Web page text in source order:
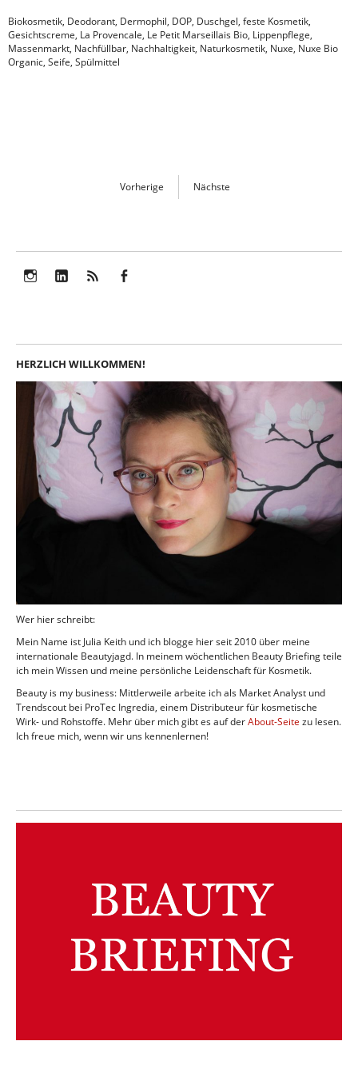
Biokosmetik, Deodorant, Dermophil, DOP, Duschgel, feste Kosmetik,
Gesichtscreme, La Provencale, Le Petit Marseillais Bio, Lippenpflege,
Massenmarkt, Nachfüllbar, Nachhaltigkeit, Naturkosmetik, Nuxe, Nuxe Bio
Organic, Seife, Spülmittel
Vorherige Nächste
HERZLICH WILLKOMMEN!
Wer hier schreibt:
Mein Name ist Julia Keith und ich blogge hier seit 2010 über meine
internationale Beautyjagd. In meinem wöchentlichen Beauty Briefing teile
ich mein Wissen und meine persönliche Leidenschaft für Kosmetik.
Beauty is my business: Mittlerweile arbeite ich als Market Analyst und
Trendscout bei ProTec Ingredia, einem Distributeur für kosmetische
Wirk- und Rohstoffe. Mehr über mich gibt es auf derAbout-Seite zu lesen.
Ich freue mich, wenn wir uns kennenlernen!